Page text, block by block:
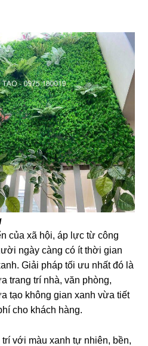
của xã hội, áp lực từ công
ngày càng có ít thời gian
Giải pháp tối ưu nhất đó là
trang trí nhà, văn phòng,
tạo không gian xanh vừa tiết
cho khách hàng.
với màu xanh tự nhiên, bền,